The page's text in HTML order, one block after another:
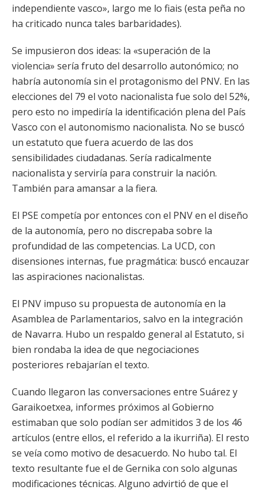
independiente vasco», largo me lo fiais (esta peña no
ha criticado nunca tales barbaridades).
Se impusieron dos ideas: la «superación de la
violencia» sería fruto del desarrollo autonómico; no
habría autonomía sin el protagonismo del PNV. En las
elecciones del 79 el voto nacionalista fue solo del 52%,
pero esto no impediría la identificación plena del País
Vasco con el autonomismo nacionalista. No se buscó
un estatuto que fuera acuerdo de las dos
sensibilidades ciudadanas. Sería radicalmente
nacionalista y serviría para construir la nación.
También para amansar a la fiera.
El PSE competía por entonces con el PNV en el diseño
de la autonomía, pero no discrepaba sobre la
profundidad de las competencias. La UCD, con
disensiones internas, fue pragmática: buscó encauzar
las aspiraciones nacionalistas.
El PNV impuso su propuesta de autonomía en la
Asamblea de Parlamentarios, salvo en la integración
de Navarra. Hubo un respaldo general al Estatuto, si
bien rondaba la idea de que negociaciones
posteriores rebajarían el texto.
Cuando llegaron las conversaciones entre Suárez y
Garaikoetxea, informes próximos al Gobierno
estimaban que solo podían ser admitidos 3 de los 46
artículos (entre ellos, el referido a la ikurriña). El resto
se veía como motivo de desacuerdo. No hubo tal. El
texto resultante fue el de Gernika con solo algunas
modificaciones técnicas. Alguno advirtió de que el